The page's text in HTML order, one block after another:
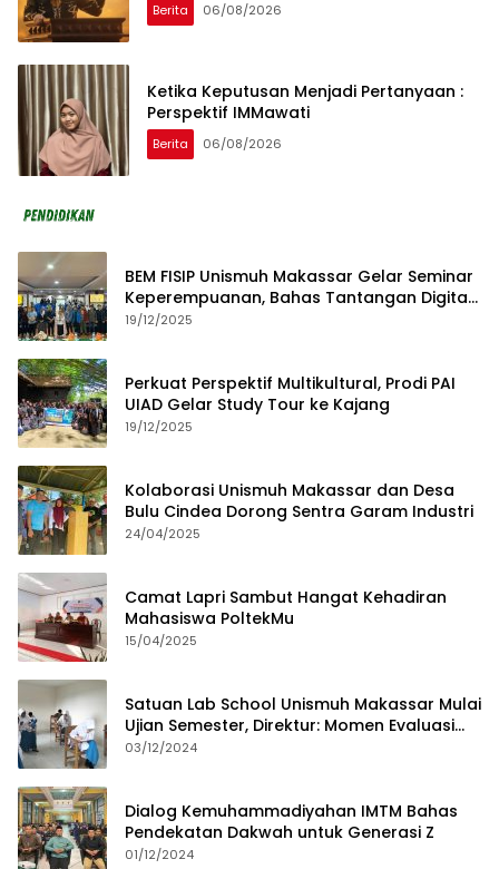
Berita 06/08/2026
Ketika Keputusan Menjadi Pertanyaan :
Perspektif IMMawati
Berita 06/08/2026
BEM FISIP Unismuh Makassar Gelar Seminar
Keperempuanan, Bahas Tantangan Digital
dan Budaya Lokal
19/12/2025
Perkuat Perspektif Multikultural, Prodi PAI
UIAD Gelar Study Tour ke Kajang
19/12/2025
Kolaborasi Unismuh Makassar dan Desa
Bulu Cindea Dorong Sentra Garam Industri
24/04/2025
Camat Lapri Sambut Hangat Kehadiran
Mahasiswa PoltekMu
15/04/2025
Satuan Lab School Unismuh Makassar Mulai
Ujian Semester, Direktur: Momen Evaluasi
Proses Pembelajaran
03/12/2024
Dialog Kemuhammadiyahan IMTM Bahas
Pendekatan Dakwah untuk Generasi Z
01/12/2024